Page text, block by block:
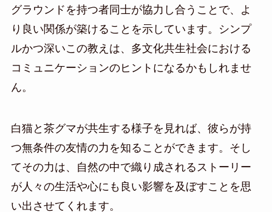
グラウンドを持つ者同士が協力し合うことで、よ
り良い関係が築けることを示しています。シンプ
ルかつ深いこの教えは、多文化共生社会における
コミュニケーションのヒントになるかもしれませ
ん。
白猫と茶グマが共生する様子を見れば、彼らが持
つ無条件の友情の力を知ることができます。そし
てその力は、自然の中で織り成されるストーリー
が人々の生活や心にも良い影響を及ぼすことを思
い出させてくれます。